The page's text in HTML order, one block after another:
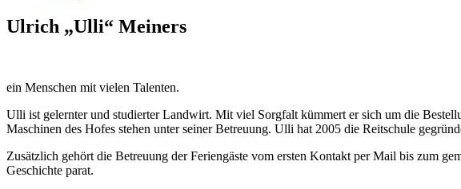
Ulrich „Ulli“ Meiners
ein Menschen mit vielen Talenten.
Ulli ist gelernter und studierter Landwirt. Mit viel Sorgfalt kümmert er sich um die
Maschinen des Hofes stehen unter seiner Betreuung. Ulli hat 2005 die Reitschule
Zusätzlich gehört die Betreuung der Feriengäste vom ersten Kontakt per Mail bis zum
Geschichte parat.